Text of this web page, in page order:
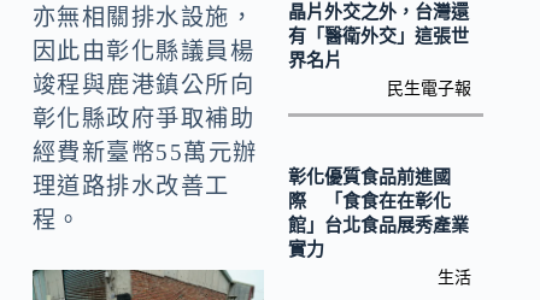
亦無相關排水設施，
因此由彰化縣議員楊
竣程與鹿港鎮公所向
彰化縣政府爭取補助
經費新臺幣55萬元辦
理道路排水改善工
程。
晶片外交之外，台灣還
有「醫衛外交」這張世
界名片
民生電子報
彰化優質食品前進國
際 「食食在在彰化
館」台北食品展秀產業
實力
生活